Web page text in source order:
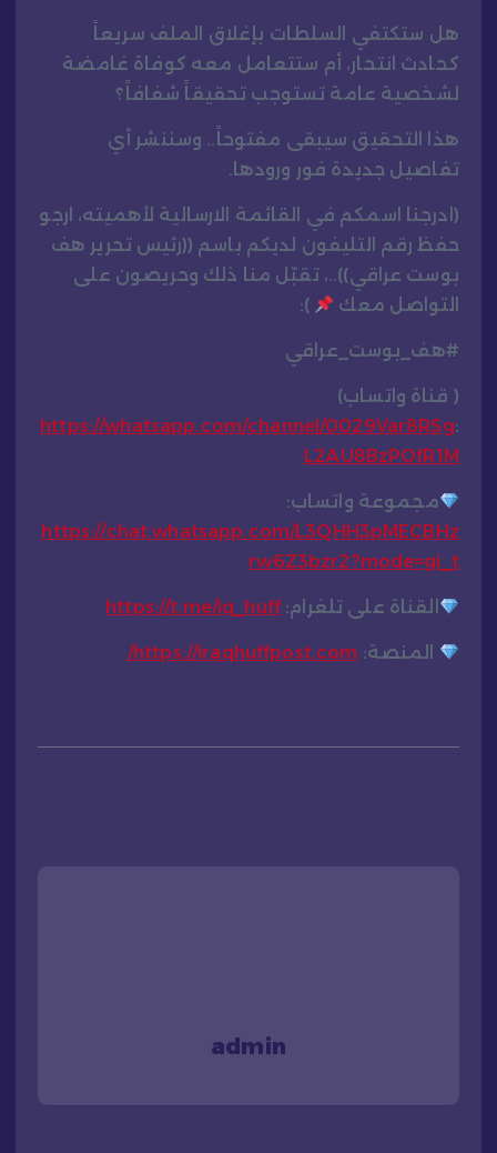
هل ستكتفي السلطات بإغلاق الملف سريعاً
كحادث انتحار، أم ستتعامل معه كوفاة غامضة
لشخصية عامة تستوجب تحقيقاً شفافاً؟
هذا التحقيق سيبقى مفتوحاً.. وسننشر أي
تفاصيل جديدة فور ورودها.
(ادرجنا اسمكم في القائمة الارسالية لأهميته، ارجو
حفظ رقم التليفون لديكم باسم ((رئيس تحرير هف
بوست عراقي))..، تقبّل منا ذلك وحريصون على
التواصل معك
):
#هف_بوست_عراقي
( قناة واتساب)
:
https://whatsapp.com/channel/0029Var8RSg
L2AU8BzPOfR1M
مجموعة واتساب:
https://chat.whatsapp.com/L3QHH3pMECBHz
rw6Z3bzr2?mode=gi_t
القناة على تلغرام:https://t.me/iq_huff
المنصة: https://iraqhuffpost.com/
admin